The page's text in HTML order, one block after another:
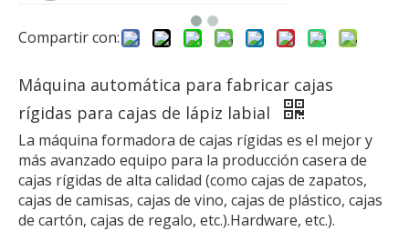
Compartir con:
Máquina automática para fabricar cajas
rígidas para cajas de lápiz labial
La máquina formadora de cajas rígidas es el mejor y
más avanzado equipo para la producción casera de
cajas rígidas de alta calidad (como cajas de zapatos,
cajas de camisas, cajas de vino, cajas de plástico, cajas
de cartón, cajas de regalo, etc.).Hardware, etc.).